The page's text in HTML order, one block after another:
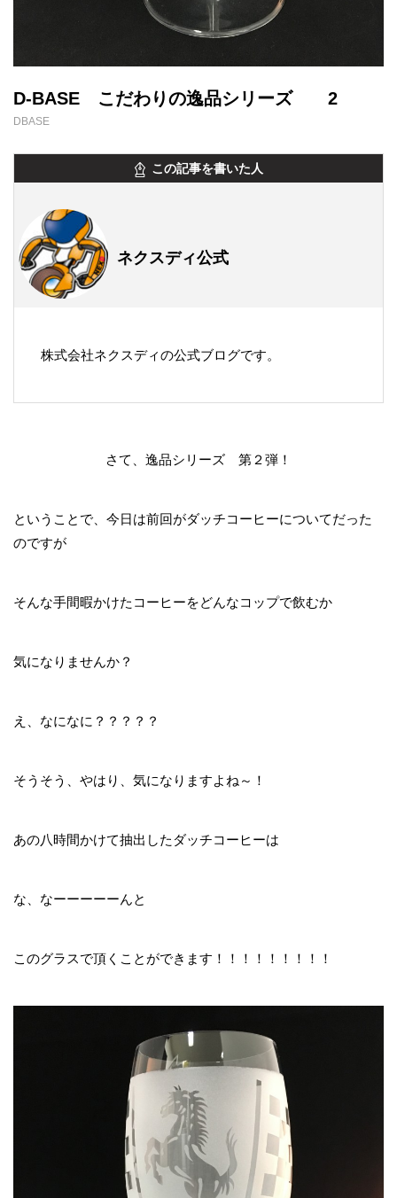
D-BASE こだわりの逸品シリーズ 2
DBASE
この記事を書いた人
ネクスディ公式
株式会社ネクスディの公式ブログです。
さて、逸品シリーズ 第２弾！
ということで、今日は前回がダッチコーヒーについてだった
のですが
そんな手間暇かけたコーヒーをどんなコップで飲むか
気になりませんか？
え、なになに？？？？？
そうそう、やはり、気になりますよね～！
あの八時間かけて抽出したダッチコーヒーは
な、なーーーーーんと
このグラスで頂くことができます！！！！！！！！！